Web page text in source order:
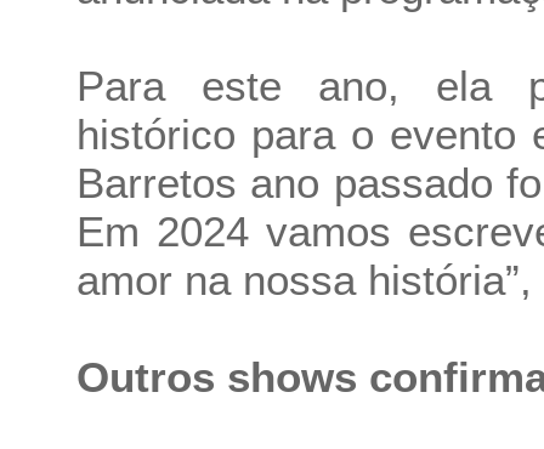
Para este ano, ela
histórico para o evento
Barretos ano passado
Em 2024 vamos
amor na nossa
Outros shows